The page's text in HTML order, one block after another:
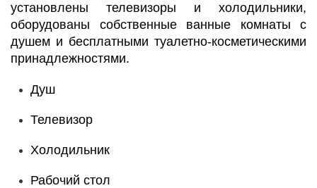
установлены телевизоры и холодильники,
оборудованы собственные ванные комнаты с
душем и бесплатными туалетно-косметическими
принадлежностями.
Душ
Телевизор
Холодильник
Рабочий стол